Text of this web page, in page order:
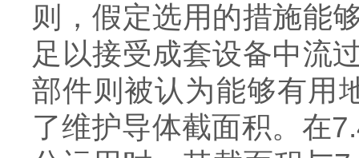
则，假定选用的措施能
足以接受成套设备中流
部件则被认为能够有用
了维护导体截面积。在